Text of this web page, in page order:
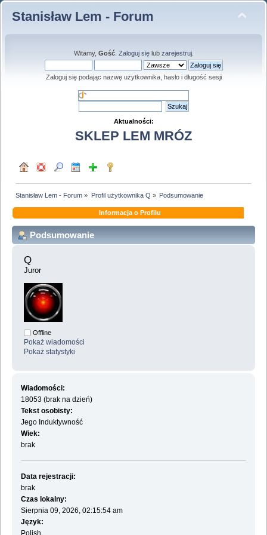
Stanisław Lem - Forum
Witamy, Gość. Zaloguj sięlub zarejestruj.
Zaloguj się podając nazwę użytkownika, hasło i długość sesji
Aktualności:
SKLEP LEM MRÓZ
Stanisław Lem - Forum » Profil użytkownika Q » Podsumowanie
Informacja o Profilu
Podsumowanie
Q
Juror
Offline
Pokaż wiadomości
Pokaż statystyki
Wiadomości:
18053 (brak na dzień)
Tekst osobisty:
Jego Induktywność
Wiek:
brak
Data rejestracji:
brak
Czas lokalny:
Sierpnia 09, 2026, 02:15:54 am
Język:
Polish